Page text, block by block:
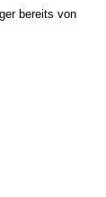
bereits von